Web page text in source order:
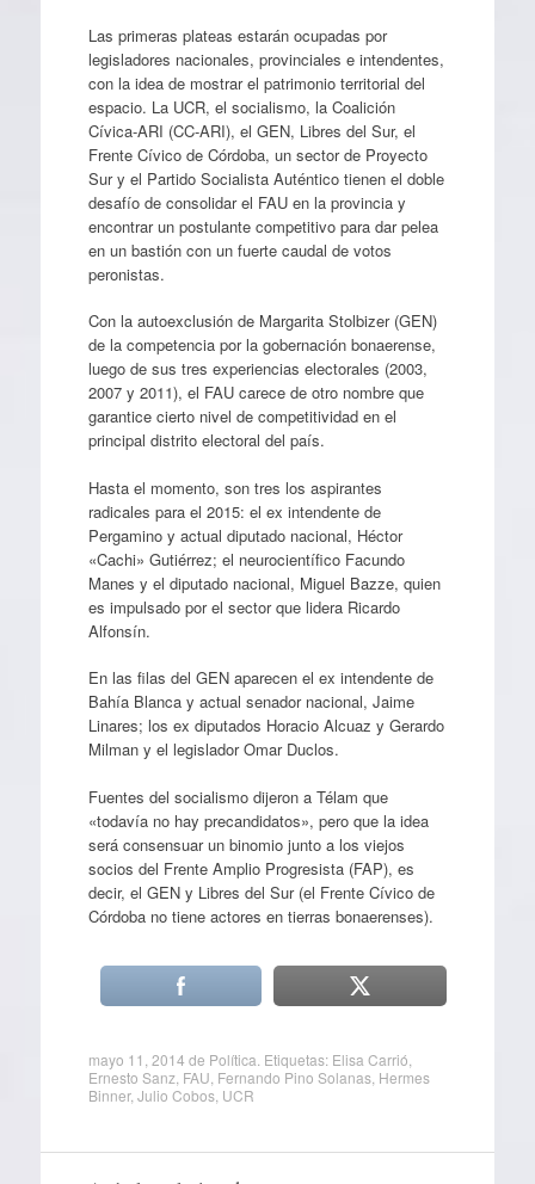
Las primeras plateas estarán ocupadas por
legisladores nacionales, provinciales e intendentes,
con la idea de mostrar el patrimonio territorial del
espacio. La UCR, el socialismo, la Coalición
Cívica-ARI (CC-ARI), el GEN, Libres del Sur, el
Frente Cívico de Córdoba, un sector de Proyecto
Sur y el Partido Socialista Auténtico tienen el doble
desafío de consolidar el FAU en la provincia y
encontrar un postulante competitivo para dar pelea
en un bastión con un fuerte caudal de votos
peronistas.
Con la autoexclusión de Margarita Stolbizer (GEN)
de la competencia por la gobernación bonaerense,
luego de sus tres experiencias electorales (2003,
2007 y 2011), el FAU carece de otro nombre que
garantice cierto nivel de competitividad en el
principal distrito electoral del país.
Hasta el momento, son tres los aspirantes
radicales para el 2015: el ex intendente de
Pergamino y actual diputado nacional, Héctor
«Cachi» Gutiérrez; el neurocientífico Facundo
Manes y el diputado nacional, Miguel Bazze, quien
es impulsado por el sector que lidera Ricardo
Alfonsín.
En las filas del GEN aparecen el ex intendente de
Bahía Blanca y actual senador nacional, Jaime
Linares; los ex diputados Horacio Alcuaz y Gerardo
Milman y el legislador Omar Duclos.
Fuentes del socialismo dijeron a Télam que
«todavía no hay precandidatos», pero que la idea
será consensuar un binomio junto a los viejos
socios del Frente Amplio Progresista (FAP), es
decir, el GEN y Libres del Sur (el Frente Cívico de
Córdoba no tiene actores en tierras bonaerenses).
mayo 11, 2014 de Política . Etiquetas: Elisa Carrió
Ernesto Sanz, FAU Fernando Pino Solanas, Hermes
Binner, Julio Cobos, UCR